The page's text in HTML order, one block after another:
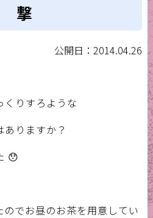
撃
公開日：2014.04.26
くりすろような
りますか？
😯
でお昼のお茶を用意してい